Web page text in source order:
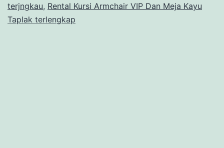
terjngkau, Rental Kursi Armchair VIP Dan Meja Kayu
Taplak terlengkap